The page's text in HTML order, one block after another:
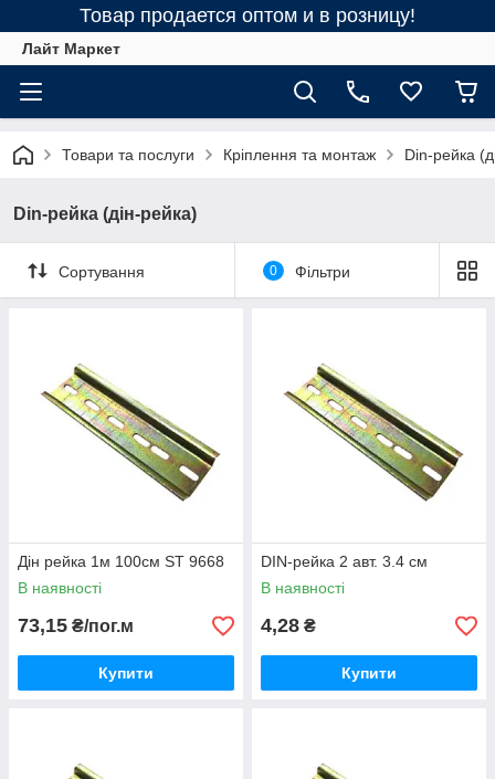
Товар продается оптом и в розницу!
Лайт Маркет
Товари та послуги Кріплення та монтаж Din-рейка
Din-рейка (дін-рейка)
Сортування 0 Фільтри
Дін рейка 1м 100см ST 9668
В наявності
73,15 ₴/пог.м
Купити
DIN-рейка 2 авт. 3.4 см
В наявності
4,28 ₴
Купити